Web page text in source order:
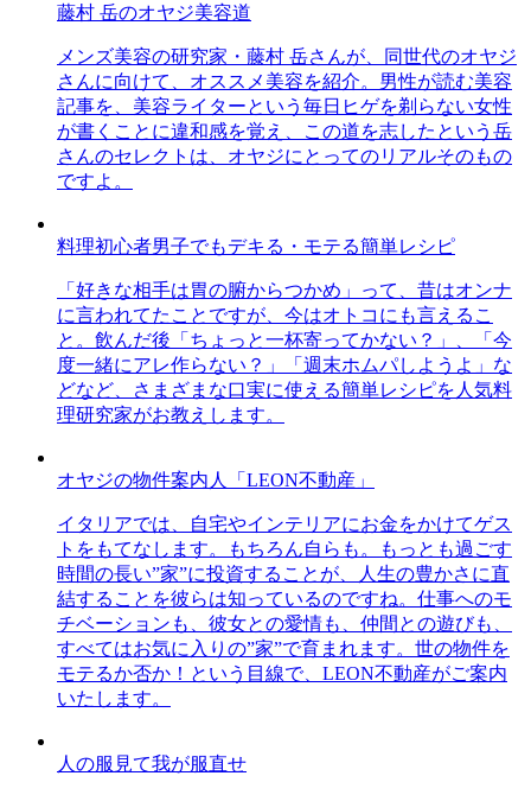
藤村 岳のオヤジ美容道
メンズ美容の研究家・藤村 岳さんが、同世代のオヤジ
さんに向けて、オススメ美容を紹介。男性が読む美容
記事を、美容ライターという毎日ヒゲを剃らない女性
が書くことに違和感を覚え、この道を志したという岳
さんのセレクトは、オヤジにとってのリアルそのもの
ですよ。
料理初心者男子でもデキる・モテる簡単レシピ
「好きな相手は胃の腑からつかめ」って、昔はオンナ
に言われてたことですが、今はオトコにも言えるこ
と。飲んだ後「ちょっと一杯寄ってかない？」、「今
度一緒にアレ作らない？」「週末ホムパしようよ」な
どなど、さまざまな口実に使える簡単レシピを人気料
理研究家がお教えします。
オヤジの物件案内人「LEON不動産」
イタリアでは、自宅やインテリアにお金をかけてゲス
トをもてなします。もちろん自らも。もっとも過ごす
時間の長い”家”に投資することが、人生の豊かさに直
結することを彼らは知っているのですね。仕事へのモ
チベーションも、彼女との愛情も、仲間との遊びも、
すべてはお気に入りの”家”で育まれます。世の物件を
モテるか否か！という目線で、LEON不動産がご案内
いたします。
人の服見て我が服直せ